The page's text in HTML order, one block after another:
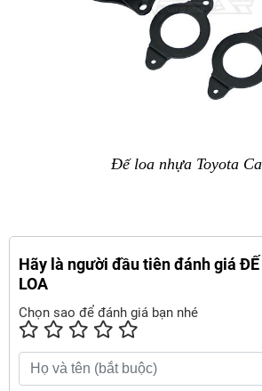
Đế loa nhựa Toyota
Hãy là người đầu tiên đánh giá ĐẾ
LOA
Chọn sao để đánh giá bạn nhé